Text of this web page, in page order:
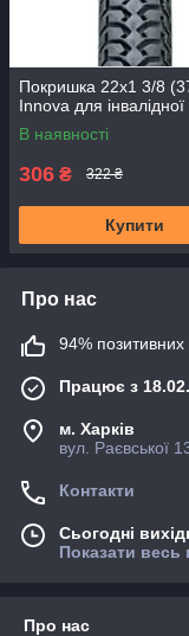
Покришка 22x1 3/8
Innova для інвалідної
В наявності
306 ₴ 322 ₴
Купити
Про нас
94% позитивних
Працює з
м. Харків
вул. Раєвської
Контакти
Сьогодні
Показати весь
Про нас